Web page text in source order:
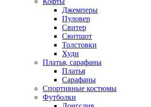
Джемперы
Пуловер
Свитер
Свитшот
Толстовки
Худи
Платья, сарафаны
Платья
Сарафаны
Спортивные костюмы
Футболки